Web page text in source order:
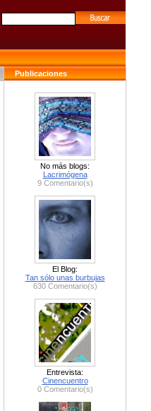
Publicaciones
No más blogs:
Lacrimógena
9 Comentario(s)
El Blog:
Tan sólo unas burbujas
630 Comentario(s)
Entrevista:
Cinencuentro
0 Comentario(s)